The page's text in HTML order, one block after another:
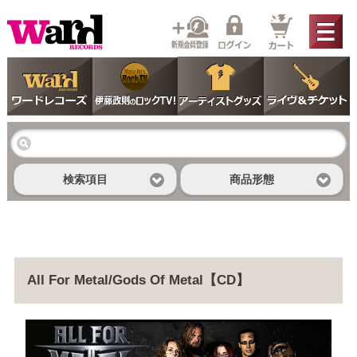
検索項目 商品形態
All For Metal/Gods Of Metal【CD】